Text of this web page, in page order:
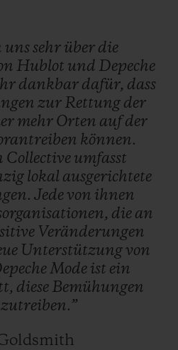
unssehr über die
Hublot und Depeche
dankbar dafür, dass
zur Rettung der
mehr Orten auf der
können.
Collective umfasst
lokal ausgerichtete
Jedevon ihnen
die an
Veränderungen
Unterstützungvon
Mode ist ein
diese Bemühungen